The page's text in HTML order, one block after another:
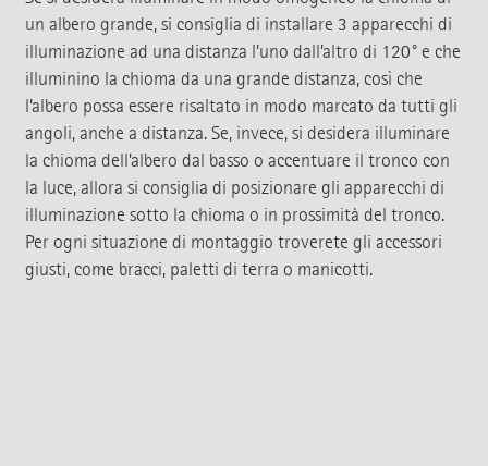
un albero grande, si consiglia di installare 3 apparecchi di
illuminazione ad una distanza l’uno dall’altro di 120° e che
illuminino la chioma da una grande distanza, così che
l’albero possa essere risaltato in modo marcato da tutti gli
angoli, anche a distanza. Se, invece, si desidera illuminare
la chioma dell’albero dal basso o accentuare il tronco con
la luce, allora si consiglia di posizionare gli apparecchi di
illuminazione sotto la chioma o in prossimità del tronco.
Per ogni situazione di montaggio troverete gli accessori
giusti, come bracci, paletti di terra o manicotti.